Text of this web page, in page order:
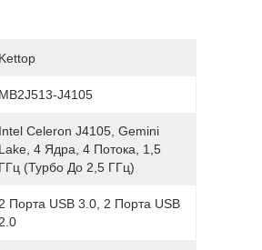
Kettop
MB2J513-J4105
Intel Celeron J4105, Gemini
Lake, 4 Ядра, 4 Потока, 1,5
ГГц (турбо До 2,5 ГГц)
2 Порта USB 3.0, 2 Порта USB
2.0